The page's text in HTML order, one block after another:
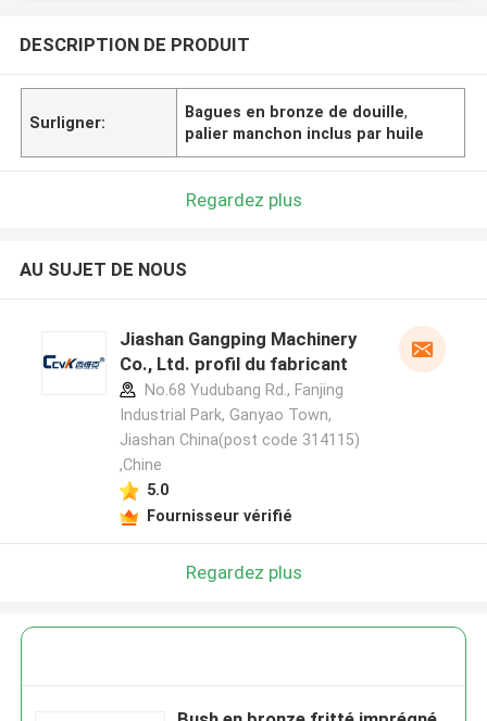
DESCRIPTION DE PRODUIT
Surligner:
Bagues en bronze de douille,
palier manchon inclus par huile
Regardez plus
AU SUJET DE NOUS
Jiashan Gangping Machinery
Co., Ltd. profil du fabricant
No.68 Yudubang Rd., Fanjing
Industrial Park, Ganyao Town,
Jiashan China(post code 314115)
,Chine
5.0
Fournisseur vérifié
Regardez plus